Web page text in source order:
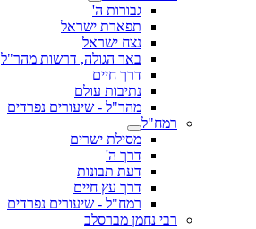
גבורות ה'
תפארת ישראל
נצח ישראל
באר הגולה, דרשות מהר"ל
דרך חיים
נתיבות עולם
מהר"ל - שיעורים נפרדים
רמח"ל
מסילת ישרים
דרך ה'
דעת תבונות
דרך עץ חיים
רמח"ל - שיעורים נפרדים
רבי נחמן מברסלב